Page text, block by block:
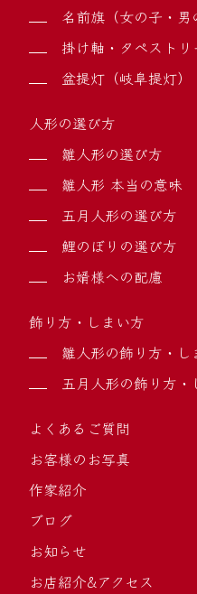
名前旗（女の子・男
掛け軸・タペスト
盆提灯（岐阜提灯）
人形の選び方
雛人形の選び方
雛人形 本当の意味
五月人形の選び方
鯉のぼりの選び方
お婿様への配慮
飾り方・しまい方
雛人形の飾り方・し
五月人形の飾り方・
よくあるご質問
お客様のお写真
作家紹介
ブログ
お知らせ
お店紹介&アクセス